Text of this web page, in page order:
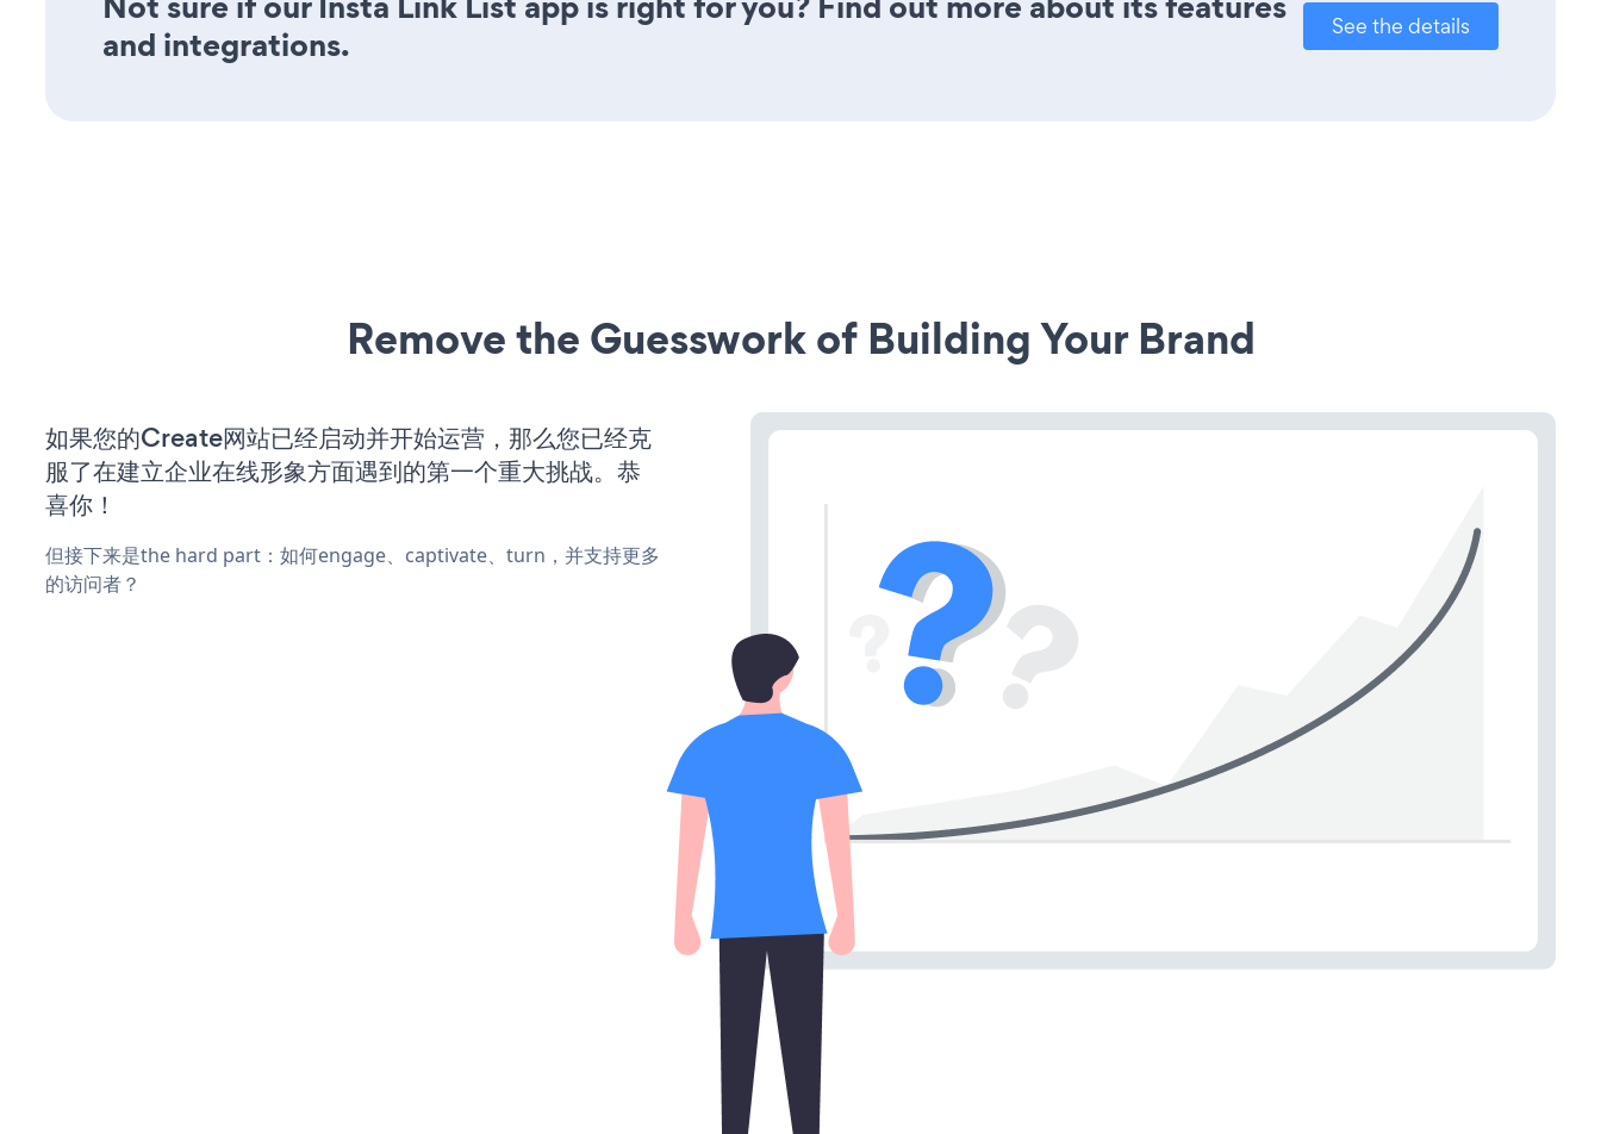
and integrations.
See the details
Remove the Guesswork of Building Your Brand
如果您的Create网站已经启动并开始运营，那么您已经克
服了在建立企业在线形象方面遇到的第一个重大挑战。恭
喜你！
但接下来是the hard part：如何engage、captivate、turn，并支持更多
的访问者？